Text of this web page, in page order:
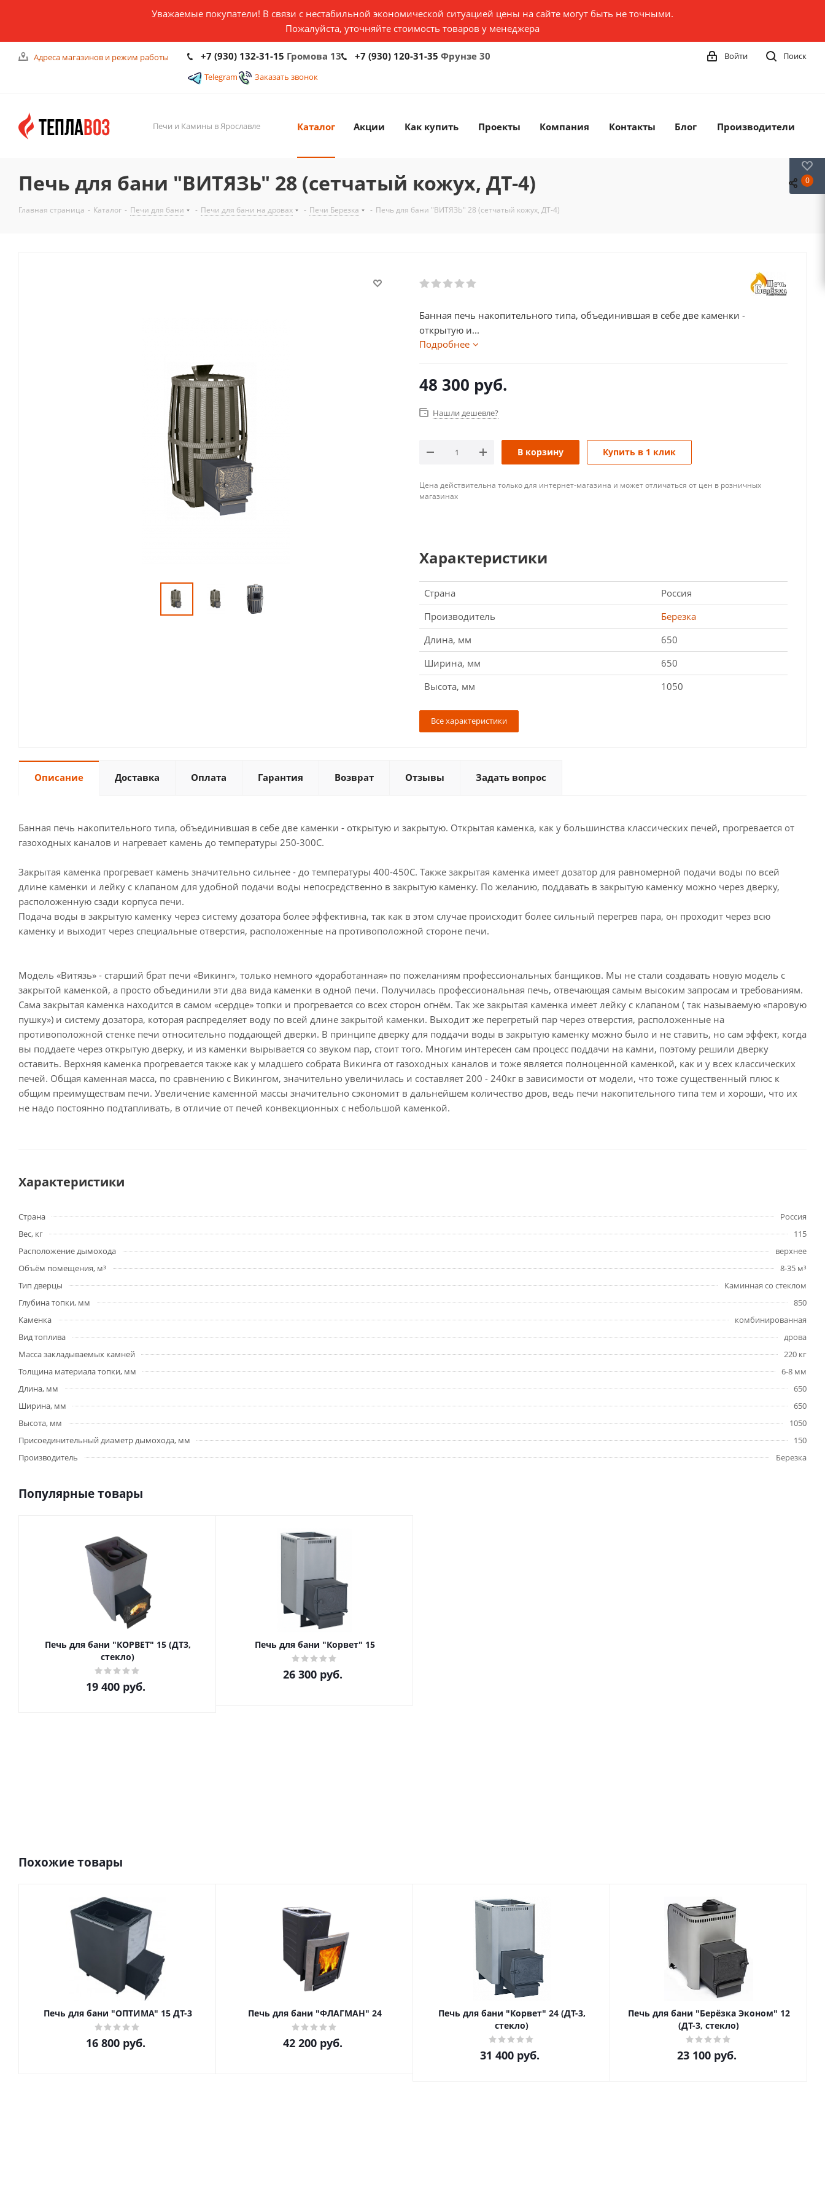
Уважаемые покупатели! В связи с нестабильной экономической ситуацией цены на сайте могут быть не точными.
Пожалуйста, уточняйте стоимость товаров у менеджера
Адреса магазинов и режим работы +7 (930) 132-31-15 Громова 13 +7 (930) 120-31-35 Фрунзе 30
Telegram Заказать звонок
Поиск
Войти
Печи и Камины в Ярославле Каталог Акции Как купить Проекты Компания Контакты Блог Производители
Печь для бани "ВИТЯЗЬ" 28 (сетчатый кожух, ДТ-4)
Главная страница - Каталог - Печи для бани - Печи для бани на дровах - Печи Березка - Печь для бани "ВИТЯЗЬ" 28 (сетчатый кожух, ДТ-4)
Банная печь накопительного типа, объединившая в себе две каменки -
открытую и...
Подробнее
48 300 руб.
Нашли дешевле?
В корзину Купить в 1 клик
Цена действительна только для интернет-магазина и может отличаться от цен в розничных
магазинах
Характеристики
Страна
Россия
Производитель
Березка
Длина, мм
650
Ширина, мм
650
Высота, мм
1050
Все характеристики
Описание Доставка Оплата Гарантия Возврат Отзывы Задать вопрос
Банная печь накопительного типа, объединившая в себе две каменки - открытую и закрытую. Открытая каменка, как у большинства классических печей, прогревается от
газоходных каналов и нагревает камень до температуры 250-300С.
Закрытая каменка прогревает камень значительно сильнее - до температуры 400-450С. Также закрытая каменка имеет дозатор для равномерной подачи воды по всей
длине каменки и лейку с клапаном для удобной подачи воды непосредственно в закрытую каменку. По желанию, поддавать в закрытую каменку можно через дверку,
расположенную сзади корпуса печи.
Подача воды в закрытую каменку через систему дозатора более эффективна, так как в этом случае происходит более сильный перегрев пара, он проходит через всю
каменку и выходит через специальные отверстия, расположенные на противоположной стороне печи.
Модель «Витязь» - старший брат печи «Викинг», только немного «доработанная» по пожеланиям профессиональных банщиков. Мы не стали создавать новую модель с
закрытой каменкой, а просто объединили эти два вида каменки в одной печи. Получилась профессиональная печь, отвечающая самым высоким запросам и требованиям.
Сама закрытая каменка находится в самом «сердце» топки и прогревается со всех сторон огнём. Так же закрытая каменка имеет лейку с клапаном ( так называемую «паровую
пушку») и систему дозатора, которая распределяет воду по всей длине закрытой каменки. Выходит же перегретый пар через отверстия, расположенные на
противоположной стенке печи относительно поддающей дверки. В принципе дверку для поддачи воды в закрытую каменку можно было и не ставить, но сам эффект, когда
вы поддаете через открытую дверку, и из каменки вырывается со звуком пар, стоит того. Многим интересен сам процесс поддачи на камни, поэтому решили дверку
оставить. Верхняя каменка прогревается также как у младшего собрата Викинга от газоходных каналов и тоже является полноценной каменкой, как и у всех классических
печей. Общая каменная масса, по сравнению с Викингом, значительно увеличилась и составляет 200 - 240кг в зависимости от модели, что тоже существенный плюс к
общим преимуществам печи. Увеличение каменной массы значительно сэкономит в дальнейшем количество дров, ведь печи накопительного типа тем и хороши, что их
не надо постоянно подтапливать, в отличие от печей конвекционных с небольшой каменкой.
Характеристики
Страна
Россия
Вес, кг
115
Расположение дымохода
верхнее
Объём помещения, м³
8-35 м³
Тип дверцы
Каминная со стеклом
Глубина топки, мм
850
Каменка
комбинированная
Вид топлива
дрова
Масса закладываемых камней
220 кг
Толщина материала топки, мм
6-8 мм
Длина, мм
650
Ширина, мм
650
Высота, мм
1050
Присоединительный диаметр дымохода, мм
150
Производитель
Березка
Популярные товары
Печь для бани "КОРВЕТ" 15 (ДТ3,
стекло)
19 400руб.
Печь для бани "Корвет" 15
26 300руб.
Похожие товары
Печь для бани "ОПТИМА" 15 ДТ-3
16 800руб.
Печь для бани "ФЛАГМАН" 24
42 200руб.
Печь для бани "Корвет" 24 (ДТ-3,
стекло)
31 400руб.
Печь для бани "Берёзка Эконом" 12
(ДТ-3, стекло)
23 100руб.
0